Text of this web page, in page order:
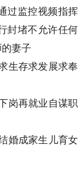
过监控视频指挥
封堵不允许任何
妻子
生存求发展求奉
岗再就业自谋职
婚成家生儿育女